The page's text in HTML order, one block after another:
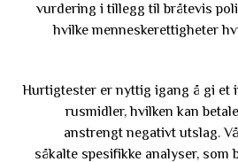
vurdering i tillegg til bråtevis
hvilke menneskerettigheter
Hurtigtester er nyttig igang å gi et
rusmidler, hvilken kan
anstrengt negativt utslag.
såkalte spesifikke analyser,